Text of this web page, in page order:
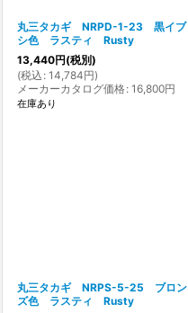
丸三タカギ NRPD-1-23 黒イブ
シ色 ラスティ Rusty
13,440円(税別)
(税込 : 14,784円)
メーカーカタログ価格: 16,800円
在庫あり
丸三タカギ NRPS-5-25 ブロン
ズ色 ラスティ Rusty